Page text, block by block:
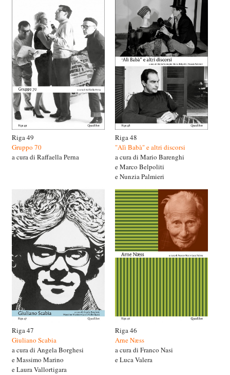
Riga 49
Gruppo 70
a cura di Raffaella Perna
Riga 48
"Alì Babà" e altri discorsi
a cura di Mario Barenghi
e Marco Belpoliti
e Nunzia Palmieri
Riga 47
Giuliano Scabia
a cura di Angela Borghesi
e Massimo Marino
e Laura Vallortigara
Riga 46
Arne Næss
a cura di Franco Nasi
e Luca Valera